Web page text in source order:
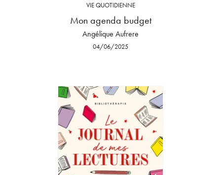
VIE QUOTIDIENNE
Mon agenda budget
Angélique Aufrere
04/06/2025